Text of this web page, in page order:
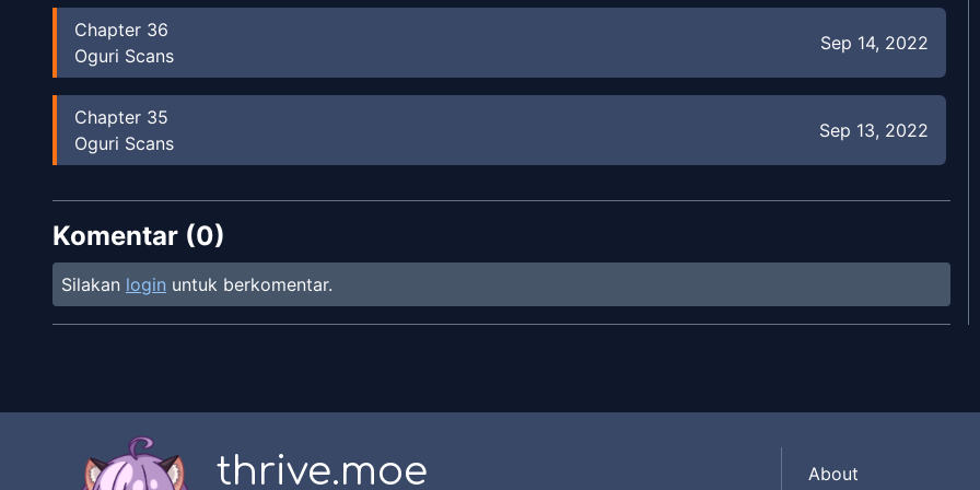
Chapter 36
Oguri Scans
Sep 14, 2022
Chapter 35
Oguri Scans
Sep 13, 2022
Chapter34
Oguri Scans
Chapter33
Aug 19, 2022
Chapter 31
Aug 19, 2022
Komentar (0)
Silakan login untuk berkomentar.
thrive.moe About